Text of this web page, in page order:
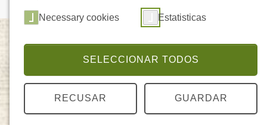
Carvão Vegetal + Acidófilus
GENERIK
Necessary cookies Estatisticas
SELECCIONAR TODOS
RECUSAR GUARDAR